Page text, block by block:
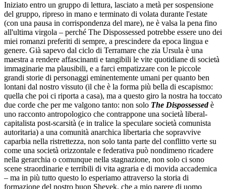
Iniziato entro un gruppo di lettura, lasciato a metà per sospensione
del gruppo, ripreso in mano e terminato di volata durante l'estate
(con una pausa in corrispondenza del mare), ne è valsa la pena fino
all'ultima virgola – perché The Dispossessed potrebbe essere uno dei
miei romanzi preferiti di sempre, a prescindere da epoca lingua e
genere. Già sapevo dal ciclo di Terramare che zia Ursula è una
maestra a rendere affascinanti e tangibili le vite quotidiane di società
immaginarie ma plausibili, e a farci empatizzare con le piccole
grandi storie di personaggi eminentemente umani per quanto ben
lontani dal nostro vissuto (il che è la forma più bella di escapismo:
quella che poi ci riporta a casa), ma a questo giro la nostra ha toccato
due corde che per me valgono tanto: non solo The Dispossessedè
uno racconto antropologico che contrappone una società liberal-
capitalista post-scarsità (e in tralice la speculare società comunista
autoritaria) a una comunità anarchica libertaria che sopravvive
caparbia nella ristrettezza, non solo tanta parte del conflitto verte su
come una società orizzontale e federativa può nondimeno ricadere
nella gerarchia o comunque nella stagnazione, non solo ci sono
scene straordinarie e terribili di vita agraria e di movida accademica
– ma in più tutto questo lo esperiamo attraverso la storia di
formazione del nostro buon Shevek, che a mio parere di uomo